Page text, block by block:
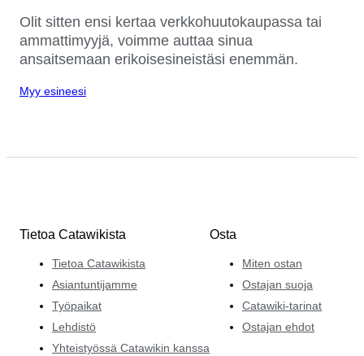
Olit sitten ensi kertaa verkkohuutokaupassa tai
ammattimyyjä, voimme auttaa sinua
ansaitsemaan erikoisesineistäsi enemmän.
Myy esineesi
Tietoa Catawikista
Tietoa Catawikista
Asiantuntijamme
Työpaikat
Lehdistö
Yhteistyössä Catawikin kanssa
Osta
Miten ostan
Ostajan suoja
Catawiki-tarinat
Ostajan ehdot